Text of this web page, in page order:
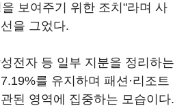
보여주기 위한 조치"라며 사
을 그었다.
전자 등 일부 지분을 정리하는
를 유지하며 패션·리조트
된 영역에 집중하는 모습이다.